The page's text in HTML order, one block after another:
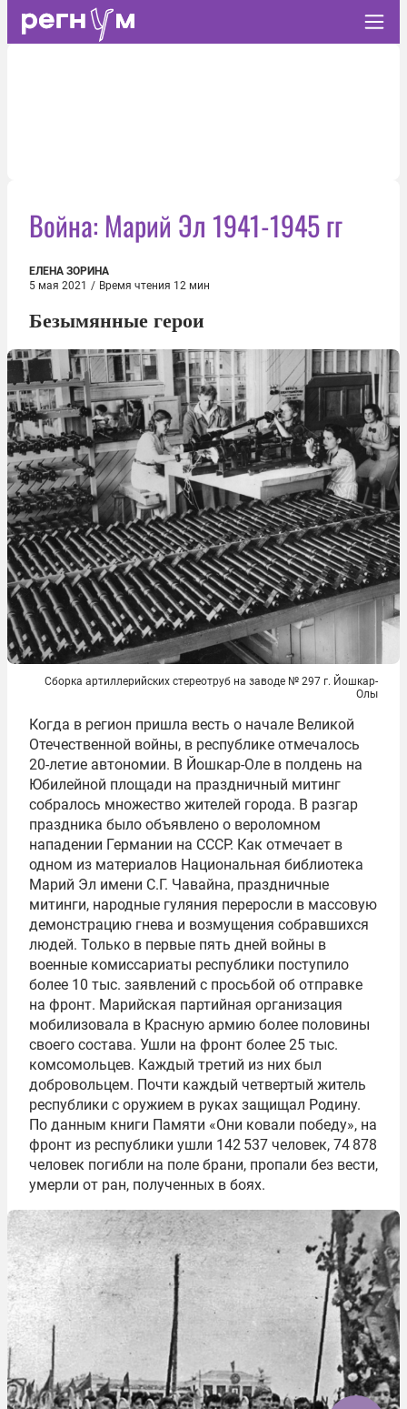
Война: Марий Эл 1941-1945 гг
ЕЛЕНА ЗОРИНА
5 мая 2021 / Время чтения 12 мин
Безымянные герои
Сборка артиллерийских стереотруб на заводе № 297 г. Йошкар-
Олы
Когда в регион пришла весть о начале Великой
Отечественной войны, в республике отмечалось
20-летие автономии. В Йошкар-Оле в полдень на
Юбилейной площади на праздничный митинг
собралось множество жителей города. В разгар
праздника было объявлено о вероломном
нападении Германии на СССР. Как отмечает в
одном из материалов Национальная библиотека
Марий Эл имени С.Г. Чавайна, праздничные
митинги, народные гуляния переросли в массовую
демонстрацию гнева и возмущения собравшихся
людей. Только в первые пять дней войны в
военные комиссариаты республики поступило
более 10 тыс. заявлений с просьбой об отправке
на фронт. Марийская партийная организация
мобилизовала в Красную армию более половины
своего состава. Ушли на фронт более 25 тыс.
комсомольцев. Каждый третий из них был
добровольцем. Почти каждый четвертый житель
республики с оружием в руках защищал Родину.
По данным книги Памяти «Они ковали победу», на
фронт из республики ушли 142 537 человек, 74 878
человек погибли на поле брани, пропали без вести,
умерли от ран, полученных в боях.